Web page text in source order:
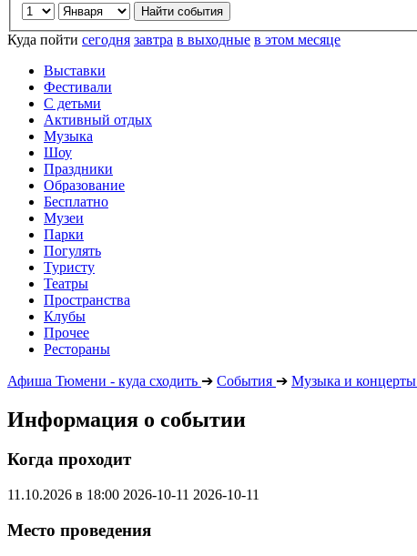
Куда пойти сегодня завтра в выходные в этом месяце
Выставки
Фестивали
С детьми
Активный отдых
Музыка
Шоу
Праздники
Образование
Бесплатно
Музеи
Парки
Погулять
Туристу
Театры
Пространства
Клубы
Прочее
Рестораны
Афиша Тюмени - куда сходить ➔ События ➔ Музыка и концерты
Информация о событии
Когда проходит
11.10.2026 в 18:00 2026-10-11 2026-10-11
Место проведения